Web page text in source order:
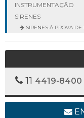
INSTRUMENTAÇÃO
SIRENES
SIRENES À PROVA DE
11 4419-8400